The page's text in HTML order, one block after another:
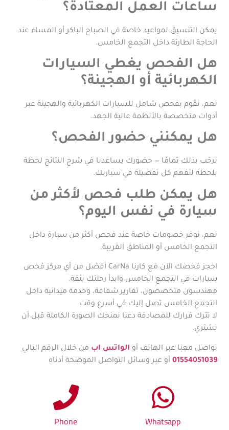
ساعات العمل المعتادة؟
يمكن التنسيق لمواعيد خاصة في الصباح الباكر أو المساء عند
الحاجة الطارئة داخل التجمع الخامس.
هل الفحص يغطي السيارات
الكهربائية أو الهجينة؟
نعم، نقوم بفحص شامل للسيارات الكهربائية والهجينة عبر
أدوات متخصصة بالأنظمة عالية الجهد.
هل يمكنني حضور الفحص؟
نرحّب بذلك تمامًا — حضورك يساعدنا في شرح النتائج لحظة
بلحظة لتفهم كل تفصيلة في سيارتك.
هل يمكن طلب فحص لأكثر من
سيارة في نفس اليوم؟
نعم، نوفر خصومات خاصة عند فحص أكثر من سيارة داخل
التجمع الخامس أو المناطق القريبة.
احجز فحصك الآن مع كارنا CarNa أفضل من أي مركز فحص
سيارات في التجمع الخامس وابدأ رحلتك بثقة.
مهندسون متخصصون، تقارير شفافة، وخدمة ميدانية داخل
التجمع الخامس تصل إليك في أسرع وقت
لا تترك قرارك للمصادفة دعنا نمنحك الصورة الكاملة قبل أن
تشتري.
تواصل معنا عبر الهاتف أو الواتس اب من خلال الرقم التالي
01554051039 أو عبر وسائل التواصل الموضحة أدناه
Phone Whatsapp